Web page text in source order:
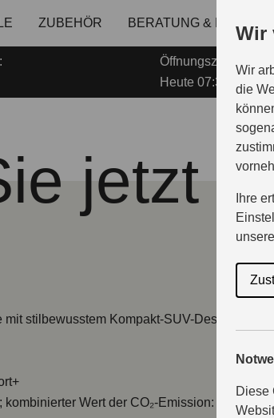
Wir
Wir
die
Ihre
Diese
ZUBEHÖR BERATUNG & KAUF
Öffnungszeiten
Heute 07:30 - 18:00
jetzt
stilbewusstem Kompakt-SUV-Design. Ein
Wert der CO₂-Emission: 120 g/km;